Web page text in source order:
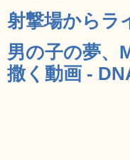
射撃場からラ
男の子の夢、
撒く動画 -